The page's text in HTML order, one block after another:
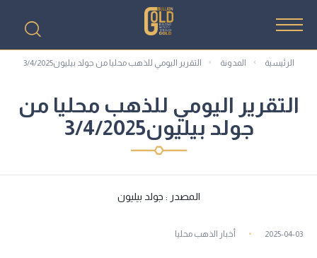
الرئيسية المدونة التقرير اليومي للذهب محليا من جولد بيليون3/4/2025
التقرير اليومي للذهب محليا من
جولد بيليون3/4/2025
المصدر : جولد بيليون
2025-04-03 أخبار الذهب محليا